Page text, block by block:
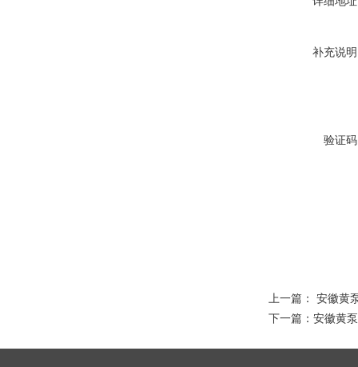
补充说
验证
上一篇： 安徽黄
下一篇： 安徽黄